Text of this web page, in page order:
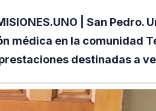
| San
médica en la comunidad
destinadas a